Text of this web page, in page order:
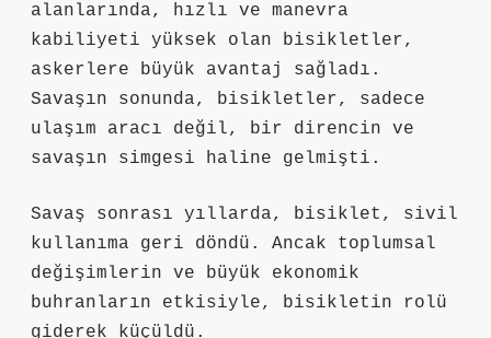
alanlarında, hızlı ve manevra
kabiliyeti yüksek olan bisikletler,
askerlere büyük avantaj sağladı.
Savaşın sonunda, bisikletler, sadece
ulaşım aracı değil, bir direncin ve
savaşın simgesi haline gelmişti.
Savaş sonrası yıllarda, bisiklet, sivil
kullanıma geri döndü. Ancak toplumsal
değişimlerin ve büyük ekonomik
buhranların etkisiyle, bisikletin rolü
giderek küçüldü.